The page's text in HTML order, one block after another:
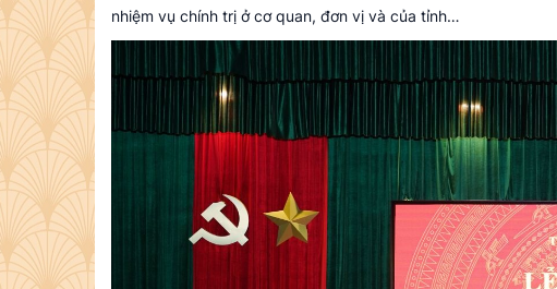
nhiệm vụ chính trị ở cơ quan, đơn vị và của tỉnh…